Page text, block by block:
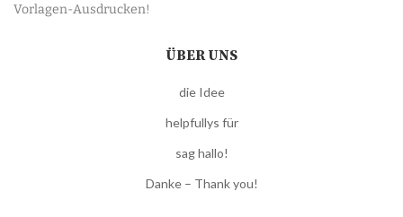
Vorlagen-Ausdrucken!
ÜBER UNS
die Idee
helpfullys für
sag hallo!
Danke – Thank you!